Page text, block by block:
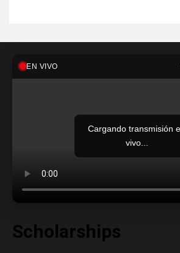
EN VIVO
Cargando transmisión
vivo...
Scholarships